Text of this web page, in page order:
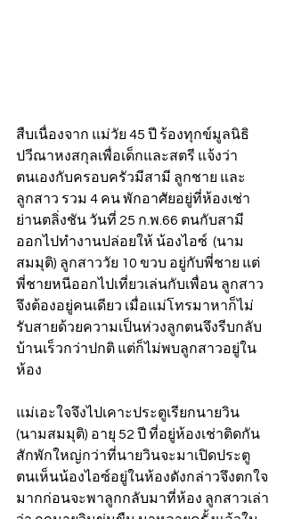
สืบเนื่องจาก แม่วัย 45 ปี ร้องทุกข์มูลนิธิ
ปวีณาหงสกุลเพื่อเด็กและสตรี แจ้งว่า
ตนเองกับครอบครัวมีสามี ลูกชาย และ
ลูกสาว รวม 4 คน พักอาศัยอยู่ที่ห้องเช่า
ย่านตลิ่งชัน วันที่ 25 ก.พ.66 ตนกับสามี
ออกไปทำงานปล่อยให้ น้องไอซ์  (นาม
สมมุติ) ลูกสาววัย 10 ขวบ อยู่กับพี่ชาย แต่
พี่ชายหนีออกไปเที่ยวเล่นกับเพื่อน ลูกสาว
จึงต้องอยู่คนเดียว เมื่อแม่โทรมาหาก็ไม่
รับสายด้วยความเป็นห่วงลูกตนจึงรีบกลับ
บ้านเร็วกว่าปกติ แต่ก็ไม่พบลูกสาวอยู่ใน
ห้อง
แม่เอะใจจึงไปเคาะประตูเรียกนายวิน
(นามสมมุติ) อายุ 52 ปี ที่อยู่ห้องเช่าติดกัน
สักพักใหญ่กว่าที่นายวินจะมาเปิดประตู
ตนเห็นน้องไอซ์อยู่ในห้องดังกล่าวจึงตกใจ
มากก่อนจะพาลูกกลับมาที่ห้อง ลูกสาวเล่า